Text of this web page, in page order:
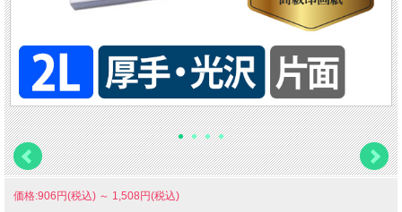
価格:906円(税込) ～ 1,508円(税込)